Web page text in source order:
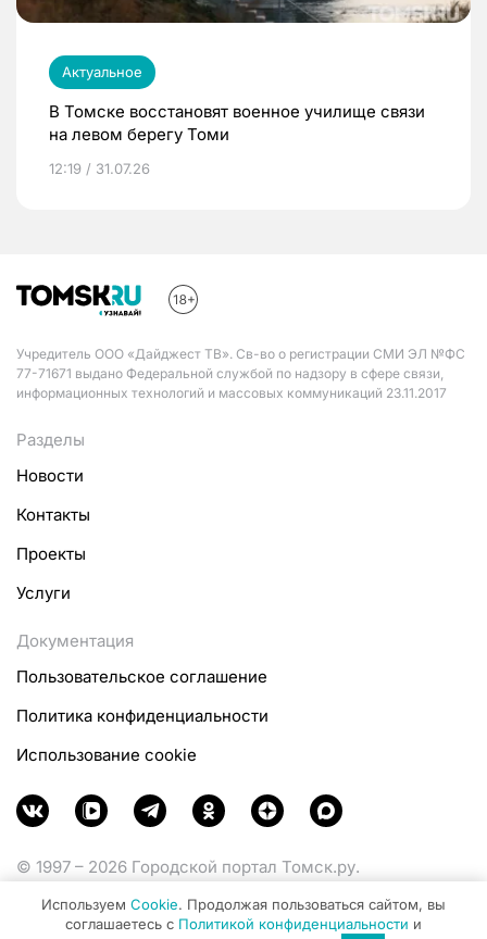
Актуальное
В Томске восстановят военное училище связи
на левом берегу Томи
12:19 / 31.07.26
Учредитель ООО «Дайджест ТВ». Св-во о регистрации СМИ ЭЛ №ФС
77-71671 выдано Федеральной службой по надзору в сфере связи,
информационных технологий и массовых коммуникаций 23.11.2017
Разделы
Новости
Контакты
Проекты
Услуги
Документация
Пользовательское соглашение
Политика конфиденциальности
Использование cookie
© 1997 – 2026 Городской портал Томск.ру.
Министерства цифрового развития, связи и массовых
Используем Cookie. Продолжая пользоваться сайтом, вы
соглашаетесь с Политикой конфиденциальности и